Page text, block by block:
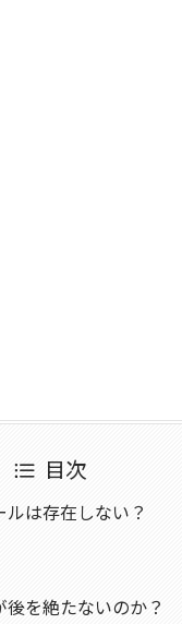
目次
は存在しない？
を絶たないのか？